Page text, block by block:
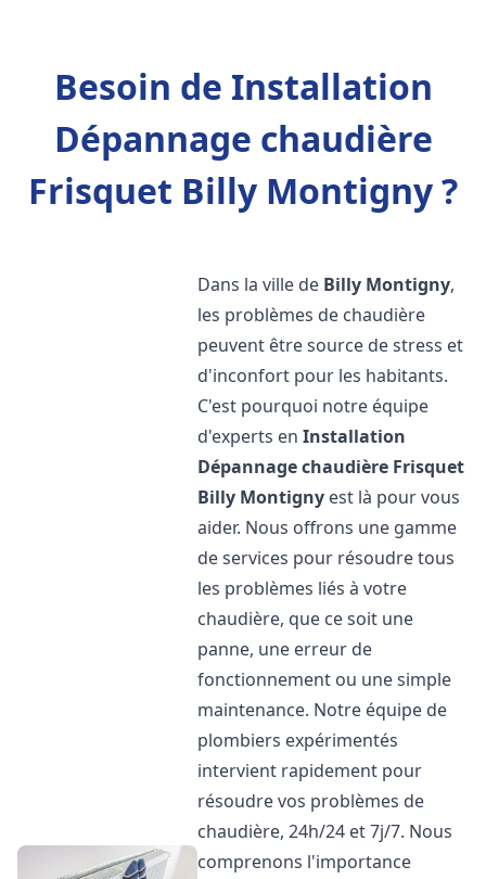
Besoin de Installation
Dépannage chaudière
Frisquet Billy Montigny ?
Dans la ville de Billy Montigny,
les problèmes de chaudière
peuvent être source de stress et
d'inconfort pour les habitants.
C'est pourquoi notre équipe
d'experts enInstallation
Dépannage chaudière Frisquet
Billy Montigny est là pour vous
aider. Nous offrons une gamme
de services pour résoudre tous
les problèmes liés à votre
chaudière, que ce soit une
panne, une erreur de
fonctionnement ou une simple
maintenance. Notre équipe de
plombiers expérimentés
intervient rapidement pour
résoudre vos problèmes de
chaudière, 24h/24 et 7j/7. Nous
comprenons l'importance